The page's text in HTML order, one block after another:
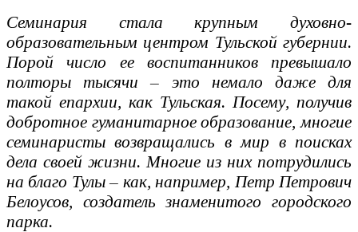
Семинария стала крупным духовно-
образовательным центром Тульской губернии.
Порой число ее воспитанников превышало
полторы тысячи – это немало даже для
такой епархии, как Тульская. Посему, получив
добротное гуманитарное образование, многие
семинаристы возвращались в мир в поисках
дела своей жизни. Многие из них потрудились
на благо Тулы – как, например, Петр Петрович
Белоусов, создатель знаменитого городского
парка.